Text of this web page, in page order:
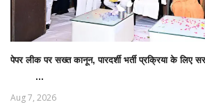
पेपर लीक पर सख्त कानून, पारदर्शी भर्ती प्रक्रिया
...
Aug 7, 2026